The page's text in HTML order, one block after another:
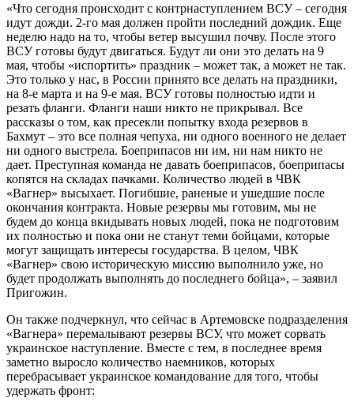
«Что сегодня происходит с контрнаступлением ВСУ – сегодня
идут дожди. 2-го мая должен пройти последний дождик. Еще
неделю надо на то, чтобы ветер высушил почву. После этого
ВСУ готовы будут двигаться. Будут ли они это делать на 9
мая, чтобы «испортить» праздник – может так, а может не так.
Это только у нас, в России принято все делать на праздники,
на 8-е марта и на 9-е мая. ВСУ готовы полностью идти и
резать фланги. Фланги наши никто не прикрывал. Все
рассказы о том, как пресекли попытку входа резервов в
Бахмут – это все полная чепуха, ни одного военного не делает
ни одного выстрела. Боеприпасов ни им, ни нам никто не
дает. Преступная команда не давать боеприпасов, боеприпасы
копятся на складах пачками. Количество людей в ЧВК
«Вагнер» высыхает. Погибшие, раненые и ушедшие после
окончания контракта. Новые резервы мы готовим, мы не
будем до конца вкидывать новых людей, пока не подготовим
их полностью и пока они не станут теми бойцами, которые
могут защищать интересы государства. В целом, ЧВК
«Вагнер» свою историческую миссию выполнило уже, но
будет продолжать выполнять до последнего бойца», – заявил
Пригожин.
Он также подчеркнул, что сейчас в Артемовске подразделения
«Вагнера» перемалывают резервы ВСУ, что может сорвать
украинское наступление. Вместе с тем, в последнее время
заметно выросло количество наемников, которых
перебрасывает украинское командование для того, чтобы
удержать фронт: